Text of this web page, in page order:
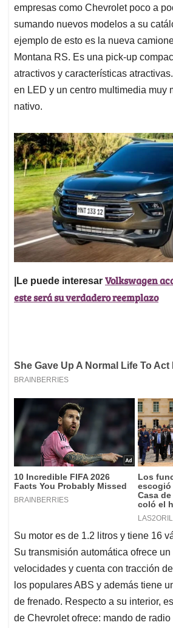
empresas como Chevrolet poco a
sumando nuevos modelos a su
ejemplo de esto es la nueva
Montana RS. Es una pick-up
atractivos y características
en LED y un centro multimedia muy
nativo.
|Le puede interesar Volkswagen
este será su verdadero reemplazo
Su motor es de 1.2 litros y tiene 16
Su transmisión automática ofrece un
velocidades y cuenta con tracción
los populares ABS y además tiene
de frenado. Respecto a su interior,
de Chevrolet ofrece: mando de